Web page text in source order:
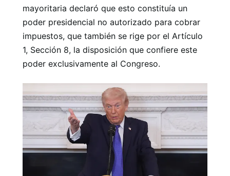
mayoritaria declaró que esto constituía un
poder presidencial no autorizado para cobrar
impuestos, que también se rige por el Artículo
1, Sección 8, la disposición que confiere este
poder exclusivamente al Congreso.